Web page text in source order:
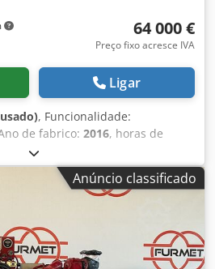
ferramentas e recursos úteis
e operadores de
64 000 €
Preço fixo acresce IVA
Ligar
, Funcionalidade:
de fabrico: 2016, horas de
, * 6.600 horas * Lança ajustável *
estabilização * Hidráulica
Credpfx Aley Rzdrs Isf *
CAT C7.1 (169 HP) * Pneus:
OQ70/55 * 1 x balde de
Anúncio classificado